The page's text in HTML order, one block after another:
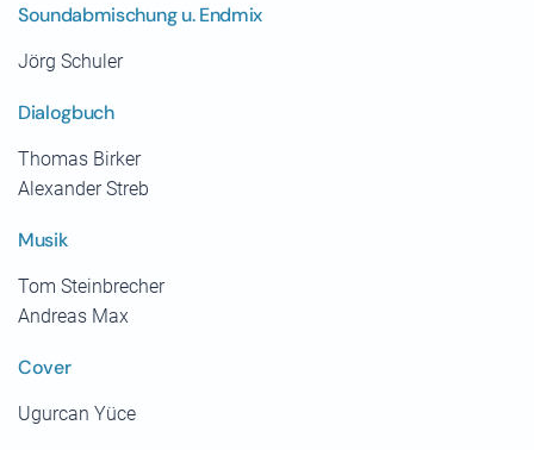
Soundabmischung u. Endmix
Jörg Schuler
Dialogbuch
Thomas Birker
Alexander Streb
Musik
Tom Steinbrecher
Andreas Max
Cover
Ugurcan Yüce